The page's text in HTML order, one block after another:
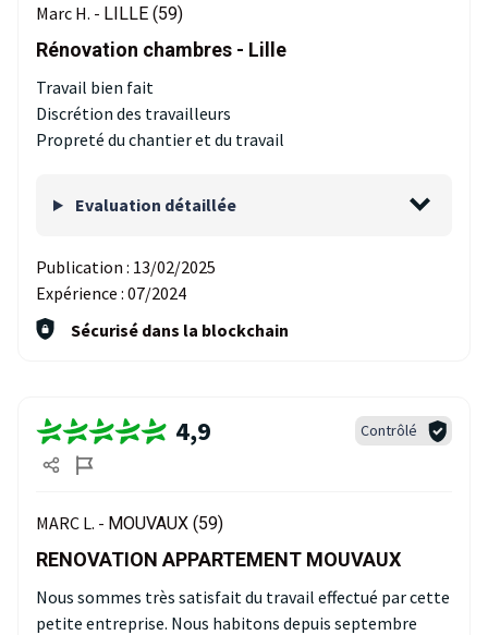
Marc H. - LILLE (59)
Rénovation chambres - Lille
Travail bien fait
Discrétion des travailleurs
Propreté du chantier et du travail
Evaluation détaillée
Publication : 13/02/2025
Expérience : 07/2024
Sécurisé dans la blockchain
4,9 Contrôlé
MARC L. - MOUVAUX (59)
RENOVATION APPARTEMENT MOUVAUX
Nous sommes très satisfait du travail effectué par cette
petite entreprise. Nous habitons depuis septembre